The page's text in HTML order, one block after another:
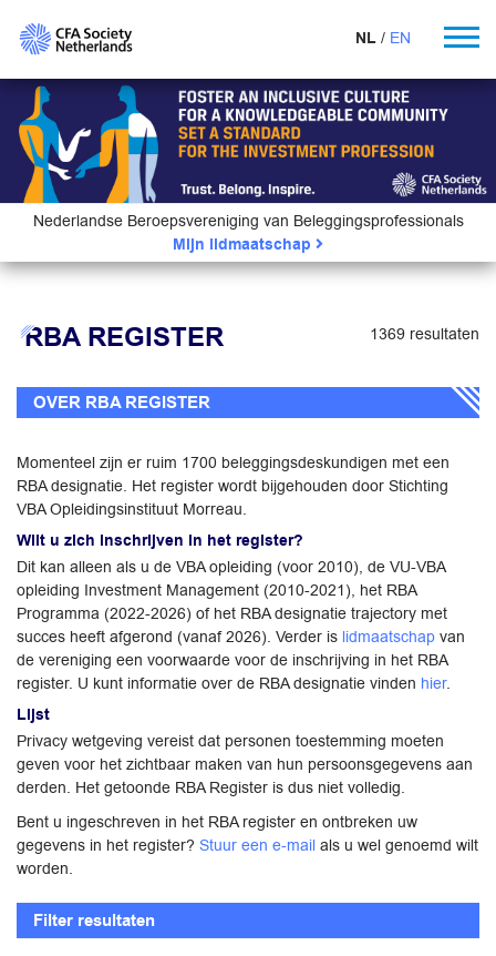
NL EN
Nederlandse Beroepsvereniging van Beleggingsprofessionals
Mijn lidmaatschap
RBA REGISTER 1369 resultaten
OVER RBA REGISTER
Momenteel zijn er ruim 1700 beleggingsdeskundigen met een
RBA designatie. Het register wordt bijgehouden door Stichting
VBA Opleidingsinstituut Morreau.
Wilt u zich inschrijven in het register?
Dit kan alleen als u de VBA opleiding (voor 2010), de VU-VBA
opleiding Investment Management (2010-2021), het RBA
Programma (2022-2026) of het RBA designatie trajectory met
succes heeft afgerond (vanaf 2026). Verder is lidmaatschap van
de vereniging een voorwaarde voor de inschrijving in het RBA
register. U kunt informatie over de RBA designatie vinden hier.
Lijst
Privacy wetgeving vereist dat personen toestemming moeten
geven voor het zichtbaar maken van hun persoonsgegevens aan
derden. Het getoonde RBA Register is dus niet volledig.
Bent u ingeschreven in het RBA register en ontbreken uw
gegevens in het register? Stuur een e-mail als u wel genoemd wilt
worden.
Filter resultaten